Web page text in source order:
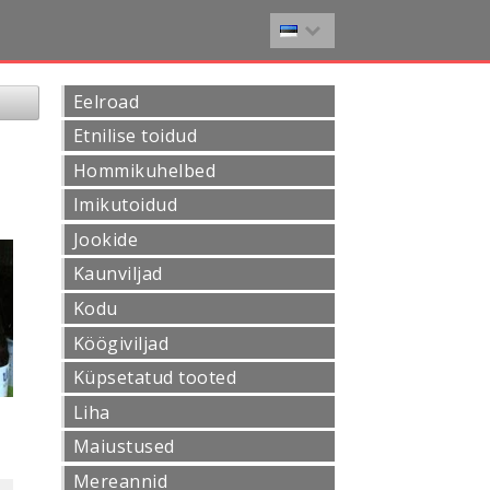
Eelroad
Etnilise toidud
Hommikuhelbed
Imikutoidud
Jookide
Kaunviljad
Kodu
Köögiviljad
Küpsetatud tooted
Liha
Maiustused
Mereannid